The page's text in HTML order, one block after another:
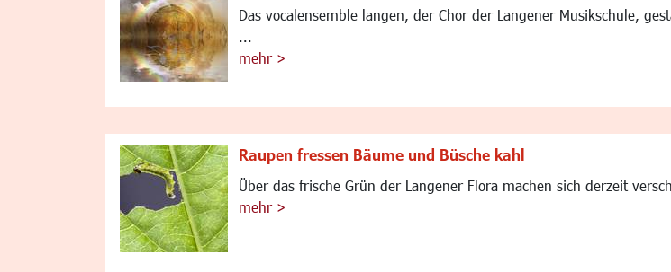
Das vocalensemble langen, der Chor der Langener Musikschule,
...
mehr >
Raupen fressen Bäume und Büsche kahl
Über das frische Grün der Langener Flora machen sich derzeit
mehr >